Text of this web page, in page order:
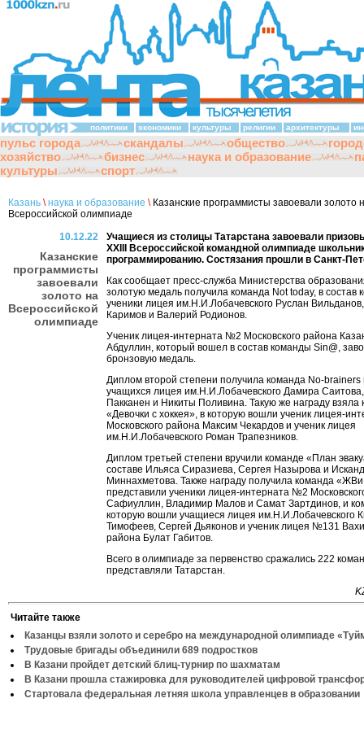
политики экономики культуры религии архитектуры
пульс города скандалы общество
хозяйство
бизнес наука и образование
культуры
спорт
Казань \ наука и образование \Казанские программисты завоевали золото
Всероссийской олимпиаде
10.12.22
Казанские
программисты
завоевали
золото на
Всероссийской
олимпиаде
Учащиеся из столицы Татарстана завоевали
XXIII Всероссийской командной олимпиаде
программированию. Состязания прошли в Санкт-
Как сообщает пресс-служба Министерства
золотую медаль получила команда Not today, в состав
ученики лицея им.Н.И.Лобачевского Руслан
Каримов и Валерий Родионов.
Ученик лицея-интерната №2 Московского района
Абдуллин, который вошел в состав команды Sin@,
бронзовую медаль.
Диплом второй степени получила команда No-brainers
учащихся лицея им.Н.И.Лобачевского Дамира
Пакканен и Никиты Поливина. Такую же награду взяла
«Девочки с хоккея», в которую вошли ученик лицея-
Московского района Максим Чекардов и ученик лицея
им.Н.И.Лобачевского Роман Трапезников.
Диплом третьей степени вручили команде «План
составе Ильяса Сиразиева, Сергея Назырова и
Миннахметова. Также награду получила команда
представили ученики лицея-интерната №2
Сафиуллин, Владимир Малов и Самат Зартдинов, и
которую вошли учащиеся лицея им.Н.И.Лобачевского
Тимофеев, Сергей Дьяконов и ученик лицея №131
района Булат Габитов.
Всего в олимпиаде за первенство сражались 222
представляли Татарстан.
Читайте также
Казанцы взяли золото и серебро на международной олимпиаде
Трудовые бригады объединили 689 подростков
В Казани пройдет детский блиц-турнир по шахматам
В Казани прошла стажировка для руководителей цифровой
Стартовала федеральная летняя школа управленцев в образовании